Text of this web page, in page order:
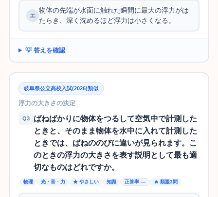
物体の先端が水面に触れた瞬間に最大の浮力がは
たらき、深く沈めるほど浮力は小さくなる。
💡 答えを確認
岐阜県公立高校入試(2026)類似
浮力の大きさの決定
Q3
ばねばかりに物体をつるして空気中で計測した
ときと、そのまま物体を水中に入れて計測した
ときでは、ばねののびに違いが見られます。こ
のときの浮力の大きさを表す説明として最も適
切なものはどれですか。
物理 光・音・力 ★ やさしい 知識 正答率 — 🔥 類題3問